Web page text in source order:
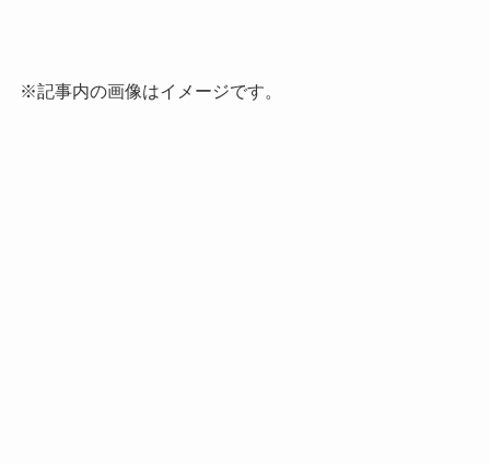
※記事内の画像はイメージです。